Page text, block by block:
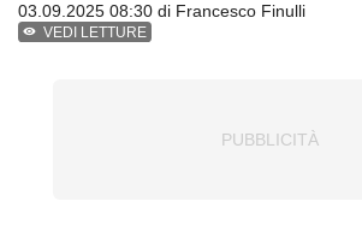
03.09.2025 08:30 di Francesco Finulli
VEDI LETTURE